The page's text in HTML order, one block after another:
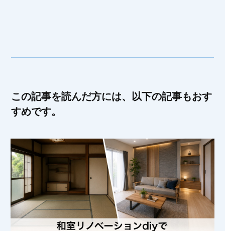
この記事を読んだ方には、以下の記事もおす
すめです。